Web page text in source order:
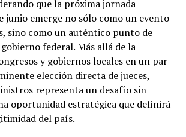
que la próxima jornada
junio emerge no sólo como un evento
sino como un auténtico punto de
federal. Más allá de la
y gobiernos locales en un par
elección directa de jueces,
representa un desafío sin
oportunidad estratégicaque definirá
del país.